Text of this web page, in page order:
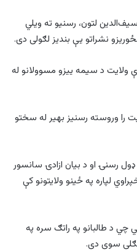
لتون، رسنیو ته ویلي
نشراتو یې بندیز لګولی دی.
ولایت د سیمه ییزو مسوولانو له
را وروسته رسنیز بهیر له سختو
رسنۍ او د بیان ازادۍ سانسور
لپاره په ځینو ولایتونو کې
چي د طالبانو په راتګ سره په
سوی دی.